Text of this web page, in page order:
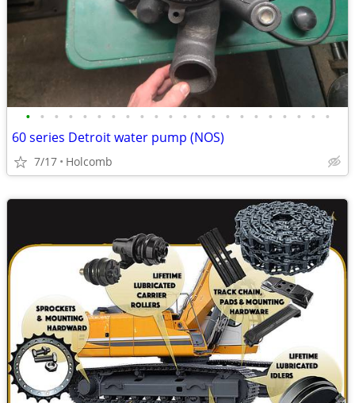
• • • • • • • • • • • • • • • • • • • • • •
60 series Detroit water pump (NOS)
7/17 Holcomb